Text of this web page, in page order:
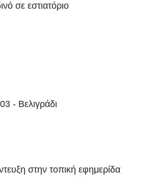
σε εστιατόριο
- Βελιγράδι
στην τοπική εφημερίδα